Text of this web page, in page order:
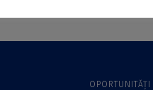
OPORTUNITĂȚI